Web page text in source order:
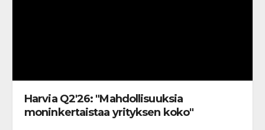
Harvia Q2'26: "Mahdollisuuksia
moninkertaistaa yrityksen koko"